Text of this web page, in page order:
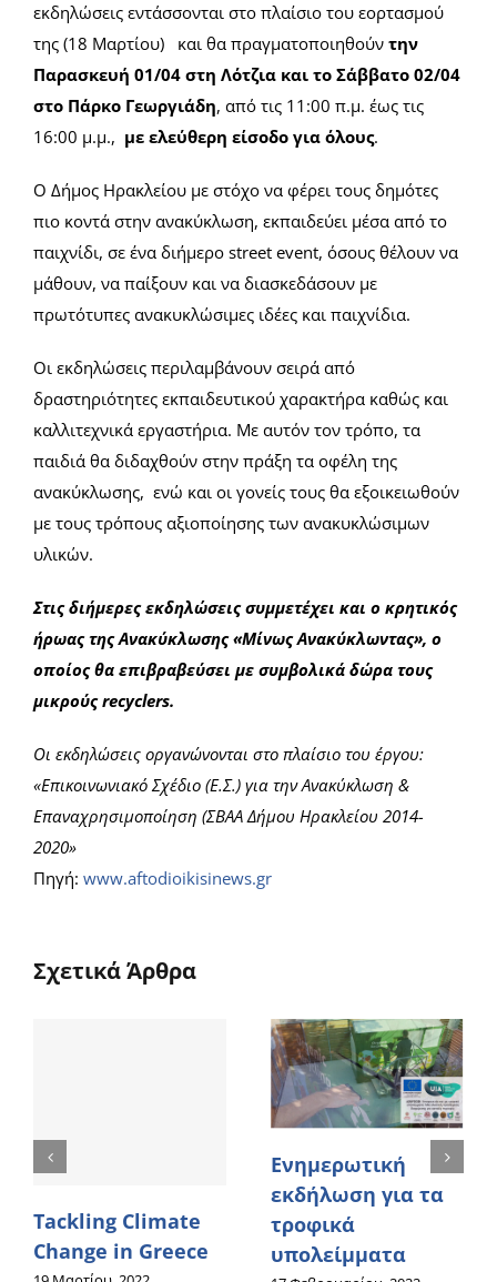
εκδηλώσεις εντάσσονται στο πλαίσιο του εορτασμού
της (18 Μαρτίου) και θα πραγματοποιηθούν την
Παρασκευή 01/04 στη Λότζια και το Σάββατο 02/04
στο Πάρκο Γεωργιάδη, από τις 11:00 π.μ. έως τις
16:00 μ.μ., με ελεύθερη είσοδο για όλους.
Ο Δήμος Ηρακλείου με στόχο να φέρει τους δημότες
πιο κοντά στην ανακύκλωση, εκπαιδεύει μέσα από το
παιχνίδι, σε ένα διήμερο street event, όσους θέλουν να
μάθουν, να παίξουν και να διασκεδάσουν με
πρωτότυπες ανακυκλώσιμες ιδέες και παιχνίδια.
Οι εκδηλώσεις περιλαμβάνουν σειρά από
δραστηριότητες εκπαιδευτικού χαρακτήρα καθώς και
καλλιτεχνικά εργαστήρια. Με αυτόν τον τρόπο, τα
παιδιά θα διδαχθούν στην πράξη τα οφέλη της
ανακύκλωσης, ενώ και οι γονείς τους θα εξοικειωθούν
με τους τρόπους αξιοποίησης των ανακυκλώσιμων
υλικών.
Στις διήμερες εκδηλώσεις συμμετέχει και ο κρητικός
ήρωας της Ανακύκλωσης «Μίνως Ανακύκλωντας», ο
οποίος θα επιβραβεύσει με συμβολικά δώρα τους
μικρούς recyclers.
Οι εκδηλώσεις οργανώνονται στο πλαίσιο του έργου:
«Επικοινωνιακό Σχέδιο (Ε.Σ.) για την Ανακύκλωση &
Επαναχρησιμοποίηση (ΣΒΑΑ Δήμου Ηρακλείου 2014-
2020»
Πηγή: www.aftodioikisinews.gr
Σχετικά Άρθρα
Tackling Climate
Change in Greece
Ενημερωτική
εκδήλωση για τα
τροφικά
υπολείμματα